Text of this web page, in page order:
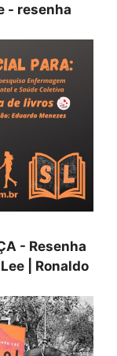
- resenha
- Resenha
| Ronaldo